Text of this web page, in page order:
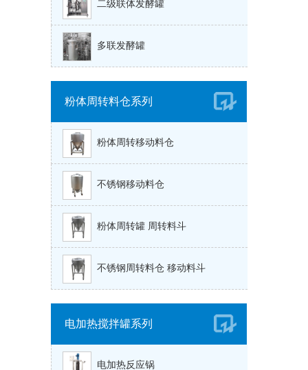
二级联体发酵罐
多联发酵罐
粉体周转料仓系列
粉体周转移动料仓
不锈钢移动料仓
粉体周转罐 周转料斗
不锈钢周转料仓 移动料斗
电加热搅拌罐系列
电加热反应锅